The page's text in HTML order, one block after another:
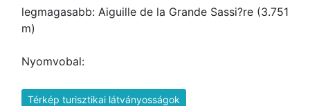
legmagasabb: Aiguille de la Grande Sassi?re (3.751
m)
Nyomvobal:
Térkép turisztikai látványosságok